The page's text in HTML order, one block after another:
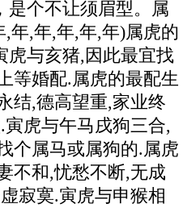
是个不让须眉型。属
年,年,年,年,年)属虎的
虎与亥猪,因此最宜找
等婚配.属虎的最配生
结,德高望重,家业终
虎与午马戌狗三合,
个属马或属狗的.属虎
不和,忧愁不断,无成
寂寞.寅虎与申猴相